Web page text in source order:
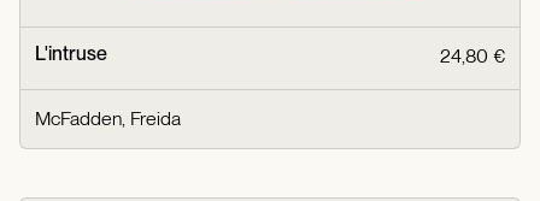
L'intruse 24,80 €
McFadden, Freida